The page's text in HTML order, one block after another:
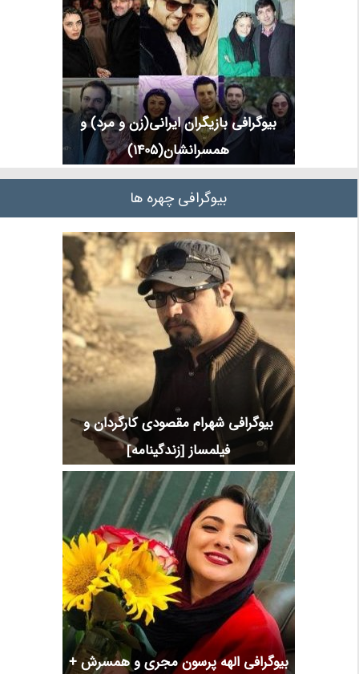
بیوگرافی بازیگران ایرانی(زن و مرد) و
همسرانشان(1405)
بیوگرافی چهره ها
بیوگرافی شهرام مقصودی کارگردان و
فیلمساز [زندگینامه]
بیوگرافی الهه پرسون مجری و همسرش +